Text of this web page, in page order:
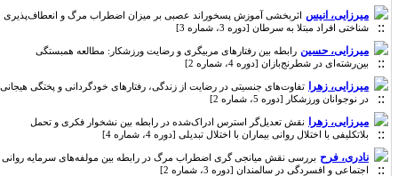
میرزایی، انیس اثربخشی آموزش پسخوراند عصبی بر میزان اضطراب مرگ و انعطاف‌پذیری
شناختی افراد مبتلا به سرطان [دوره 3، شماره 3]
میرزایی، حسین رابطه بین رفتارهای مربیگری و رضایت ورزشکار: مطالعه‌ همبستگی
بین‌رشته‌ای در شطرنج‌بازان [دوره 4، شماره 2]
میرزایی، زهرا تفاوت‌های جنسیتی در رضایت از زندگی، رفتارهای خودگردانی و پختگی هیجانی
در نوجوانان ورزشکار [دوره 5، شماره 2]
میرزایی، زهرا نقش تعدیل‌گر استرس ادراک‌شده در رابطه بین نشخوار فکری و تحمل
بلاتکلیفی با اختلال روانی بیماران با اختلال تبدیلی [دوره 4، شماره 4]
نادری، فرح بررسی نقش میانجی گری اضطراب مرگ در رابطه بین مولفه‌های سرمایه روانی
اجتماعی و افسردگی در سالمندان [دوره 3، شماره 2]